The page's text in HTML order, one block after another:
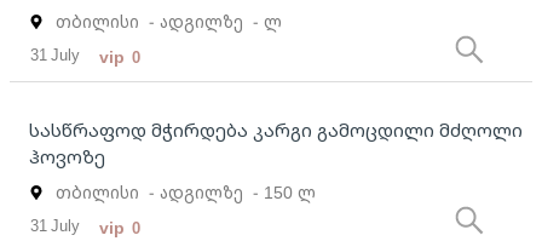
თბილისი - ადგილზე - ლ
31 July vip 0
სასწრაფოდ მჭირდება კარგი გამოცდილი მძღოლი
ჰოვოზე
თბილისი - ადგილზე - 150 ლ
31 July vip 0